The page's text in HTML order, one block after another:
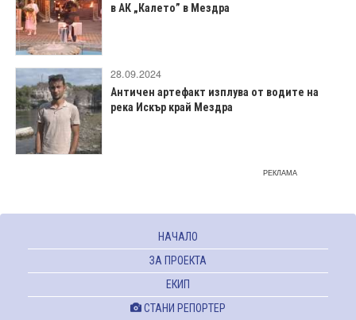
в АК „Калето” в Мездра
28.09.2024
Античен артефакт изплува от водите на
река Искър край Мездра
РЕКЛАМА
НАЧАЛО
ЗА ПРОЕКТА
ЕКИП
СТАНИ РЕПОРТЕР